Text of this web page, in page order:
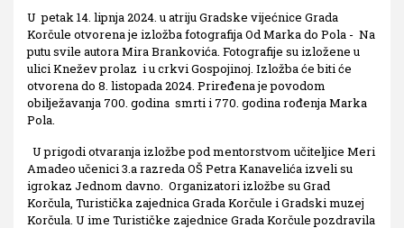
U petak 14. lipnja 2024. u atriju Gradske vijećnice Grada
Korčule otvorena je izložba fotografija Od Marka do Pola - Na
putu svile autora Mira Brankovića. Fotografije su izložene u
ulici Knežev prolaz i u crkvi Gospojinoj. Izložba će biti će
otvorena do 8. listopada 2024. Priređena je povodom
obilježavanja 700. godina smrti i 770. godina rođenja Marka
Pola.
U prigodi otvaranja izložbe pod mentorstvom učiteljice Meri
Amadeo učenici 3.a razreda OŠ Petra Kanavelića izveli su
igrokaz Jednom davno. Organizatori izložbe su Grad
Korčula, Turistička zajednica Grada Korčule i Gradski muzej
Korčula. U ime Turističke zajednice Grada Korčule pozdravila